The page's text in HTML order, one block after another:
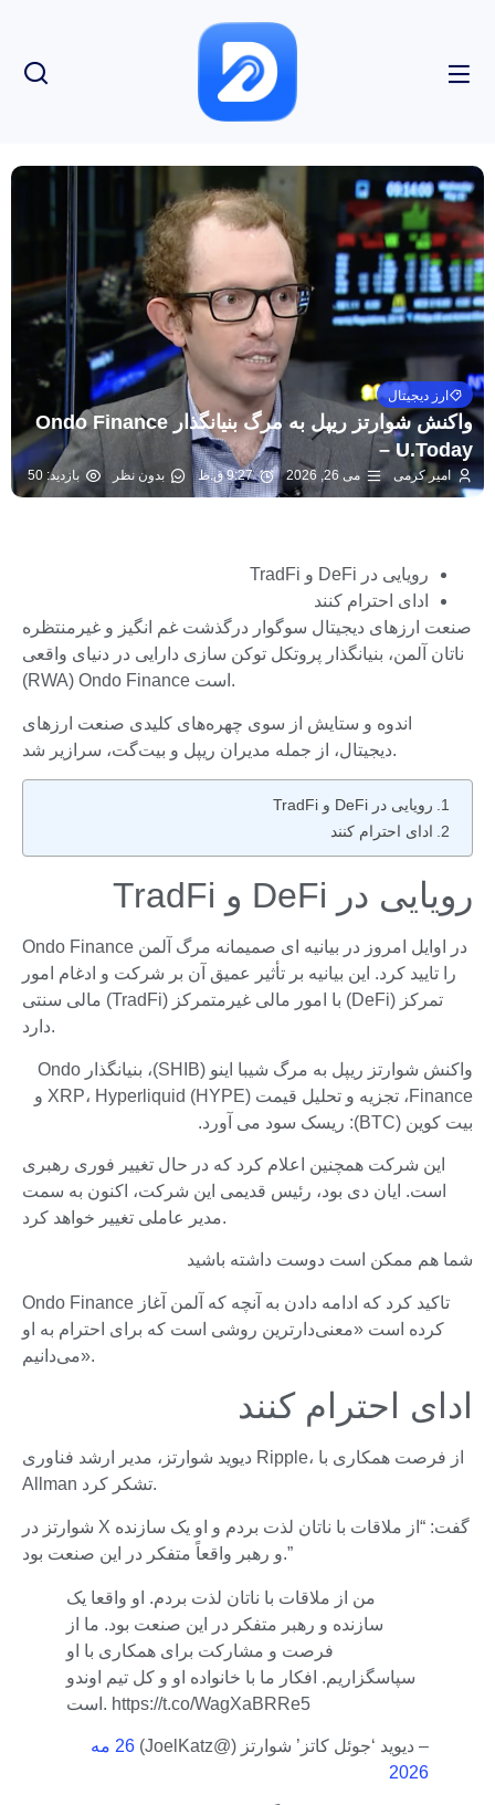
ارز دیجیتال
واکنش شوارتز ریپل به مرگ بنیانگذار Ondo Finance
– U.Today
امیر کرمی می 26, 2026 9:27 ق.ظ بدون نظر بازدید: 50
رویایی در DeFi و TradFi
ادای احترام کنند
صنعت ارزهای دیجیتال سوگوار درگذشت غم انگیز و غیرمنتظره
ناتان آلمن، بنیانگذار پروتکل توکن سازی دارایی در دنیای واقعی
(RWA) Ondo Finance است.
اندوه و ستایش از سوی چهره‌های کلیدی صنعت ارزهای
دیجیتال، از جمله مدیران ریپل و بیت‌گت، سرازیر شد.
رویایی در DeFi و TradFi
ادای احترام کنند
رویایی در DeFi و TradFi
Ondo Finance در اوایل امروز در بیانیه ای صمیمانه مرگ آلمن
را تایید کرد. این بیانیه بر تأثیر عمیق آن بر شرکت و ادغام امور
مالی سنتی (TradFi) با امور مالی غیرمتمرکز (DeFi) تمرکز
دارد.
واکنش شوارتز ریپل به مرگ شیبا اینو (SHIB)، بنیانگذار Ondo
Finance، تجزیه و تحلیل قیمت XRP، Hyperliquid (HYPE) و
بیت کوین (BTC): ریسک سود می آورد.
این شرکت همچنین اعلام کرد که در حال تغییر فوری رهبری
است. ایان دی بود، رئیس قدیمی این شرکت، اکنون به سمت
مدیر عاملی تغییر خواهد کرد.
شما هم ممکن است دوست داشته باشید
Ondo Finance تاکید کرد که ادامه دادن به آنچه که آلمن آغاز
کرده است «معنی‌دارترین روشی است که برای احترام به او
می‌دانیم».
ادای احترام کنند
دیوید شوارتز، مدیر ارشد فناوری Ripple، از فرصت همکاری با
Allman تشکر کرد.
شوارتز در X گفت: “از ملاقات با ناتان لذت بردم و او یک سازنده
و رهبر واقعاً متفکر در این صنعت بود.”
من از ملاقات با ناتان لذت بردم. او واقعا یک
سازنده و رهبر متفکر در این صنعت بود. ما از
فرصت و مشارکت برای همکاری با او
سپاسگزاریم. افکار ما با خانواده او و کل تیم اوندو
است. https://t.co/WagXaBRRe5
– دیوید ‘جوئل کاتز’ شوارتز (@JoelKatz)
26 مه
2026